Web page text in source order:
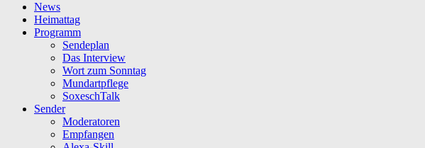
News
Heimattag
Programm
Sendeplan
Das Interview
Wort zum Sonntag
Mundartpflege
SoxeschTalk
Sender
Moderatoren
Empfangen